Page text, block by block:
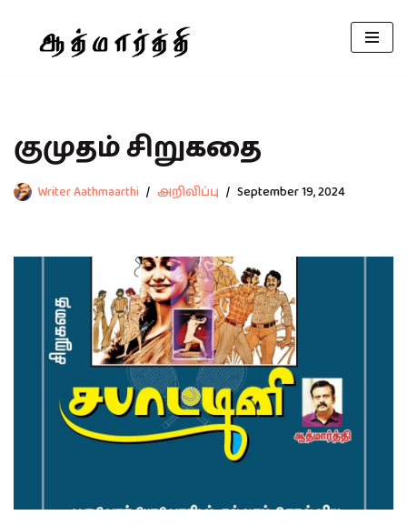
குமுதம் சிறுகதை
Writer Aathmaarthi அறிவிப்பு September 19, 2024